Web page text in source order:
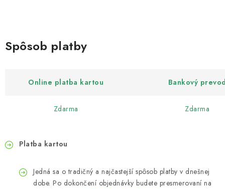
Spôsob platby
Online platba kartou Bankový
Zdarma Zdarma
Platba kartou
Jedná sa o tradičný a najčastejší spôsob platby v dnešnej
dobe. Po dokončení objednávky budete presmerovaní na